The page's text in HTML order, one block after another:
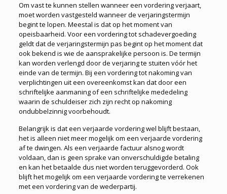
Om vast te kunnen stellen wanneer een vordering verjaart,
moet worden vastgesteld wanneer de verjaringstermijn
begint te lopen. Meestal is dat op het moment van
opeisbaarheid. Voor een vordering tot schadevergoeding
geldt dat de verjaringstermijn pas begint op het moment dat
ook bekend is wie de aansprakelijke persoon is. De termijn
kan worden verlengd door de verjaring te stuiten vóór het
einde van de termijn. Bij een vordering tot nakoming van
verplichtingen uit een overeenkomst kan dat door een
schriftelijke aanmaning of een schriftelijke mededeling
waarin de schuldeiser zich zijn recht op nakoming
ondubbelzinnig voorbehoudt.
Belangrijk is dat een verjaarde vordering wel blijft bestaan,
het is alleen niet meer mogelijk om een verjaarde vordering
af te dwingen. Als een verjaarde factuur alsnog wordt
voldaan, dan is geen sprake van onverschuldigde betaling
en kan het betaalde dus niet worden teruggevorderd. Ook
blijft het mogelijk om een verjaarde vordering te verrekenen
met een vordering van de wederpartij.